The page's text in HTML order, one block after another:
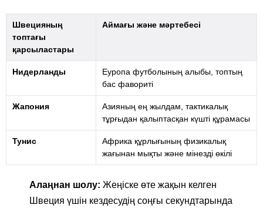
Швецияның
топтағы
қарсыластары
Аймағы және мәртебесі
Нидерланды
Еуропа футболының алыбы, топтың
бас фавориті
Жапония
Азияның ең жылдам, тактикалық
тұрғыдан қалыптасқан күшті құрамасы
Тунис
Африка құрлығының физикалық
жағынан мықты және мінезді өкілі
Алаңнан шолу: Жеңіске өте жақын келген
Швеция үшін кездесудің соңғы секундтарында